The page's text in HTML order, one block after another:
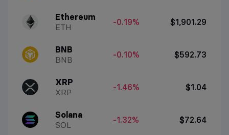
Ethereum
ETH
-0.19% $1,901.29
BNB
BNB
-0.10% $592.73
XRP
XRP
-1.46% $1.04
Solana
SOL
-1.32% $72.64